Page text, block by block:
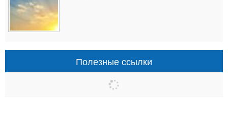
Полезные ссылки